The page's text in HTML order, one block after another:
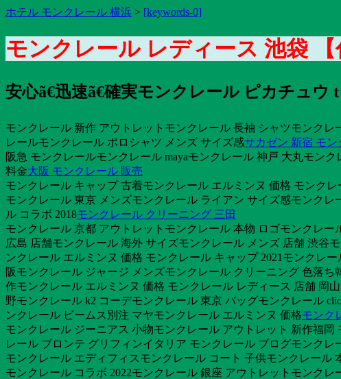
ホテル モンクレール 横浜 > [keywords-0]
モンクレール レディース 池袋 【
安心ã€迅速ã€確実モンクレール ピカチュウ
モンクレール 新作 アウトレットモンクレール 長袖 シャツモンク
レールモンクレール ポロシャツ メンズ サイズ感サカゼン 新宿 モン
阪急 モンクレールモンクレール mayaモンクレール 神戸 大丸モン
料金大阪 モンクレール 販売
モンクレール キャップ 古着モンクレール エルミンヌ 価格 モンク
モンクレール 東京 メンズモンクレール ライアン サイズ感モンク
ル コラボ 2018モンクレール クリーニング 三田
モンクレール 京都 アウトレットモンクレール 本物 ロゴモンクレ
広島 店舗モンクレール 海外 サイズモンクレール メンズ 店舗 渋谷
ンクレール エルミンヌ 価格 モンクレール キャップ 2021モンクレ
阪モンクレール ジャージ メンズモンクレール クリーニング 色落
作モンクレール エルミンヌ 価格 モンクレール レディース 店舗 岡
野モンクレール k2 コーデモンクレール 東京 バッグモンクレール
ンクレール ビームス別注 マヤモンクレール エルミンヌ 価格モンク
モンクレール ジーニアス 小物モンクレール アウトレット 新作福
レール ブロンテ グリフィンイタリア モンクレール ブログモンク
モンクレール エディフィスモンクレール コート 子供モンクレール
モンクレール コラボ 2022モンクレール 銀座 アウトレットモンク